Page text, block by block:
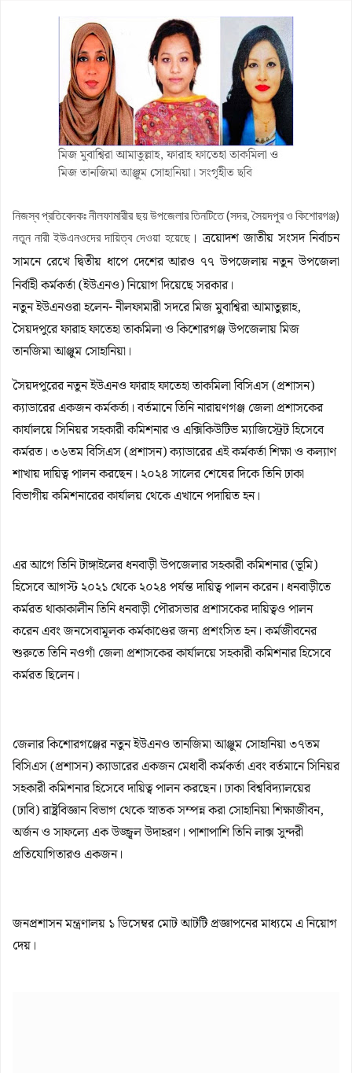
নীলফামারীতে জুলাই অভ্যুত্থানের ২য় বর্ষপূর্তি উপলক্ষে গন সমাবেশ ও মিছিল
অনুষ্ঠিত
রাস্তার সংস্কার কাজ উদ্বোধনের নামফলক উধাও
জলঢাকায় রিপোর্টার্স ইউনিটির অফিস উদ্বোধন
‘ফ্যামিলি কার্ডের নিয়োগ পরীক্ষায় একজন জামায়াতের প্রার্থী থাকলেও হাত-পা
ভেঙে দেওয়া হবে
এসএসসির ফল প্রকাশ : ৩১২ প্রতিষ্ঠানে কেউ পাস করেনি
জলঢাকায় নিষিদ্ধ স্কাফ সিরাপসহ তিনজন গ্রেফতার
নিজস্ব প্রতিবেদকঃ নীলফামারীর ছয় উপজেলার তিনটিতে (সদর, সৈয়দপুর ও কিশোরগঞ্জ)
নতুন নারী ইউএনওদের দায়িত্ব দেওয়া হয়েছে।ত্রয়োদশ জাতীয় সংসদ নির্বাচন
সামনে রেখে দ্বিতীয় ধাপে দেশের আরও ৭৭ উপজেলায় নতুন উপজেলা
নির্বাহী কর্মকর্তা (ইউএনও) নিয়োগ দিয়েছে সরকার।
নতুন ইউএনওরা হলেন- নীলফামারী সদরে মিজ মুবাশ্বিরা আমাতুল্লাহ,
সৈয়দপুরে ফারাহ ফাতেহা তাকমিলা ও কিশোরগঞ্জ উপজেলায় মিজ
তানজিমা আঞ্জুম সোহানিয়া।
সৈয়দপুরের নতুন ইউএনও ফারাহ ফাতেহা তাকমিলা বিসিএস (প্রশাসন)
ক্যাডারের একজন কর্মকর্তা। বর্তমানে তিনি নারায়ণগঞ্জ জেলা প্রশাসকের
কার্যালয়ে সিনিয়র সহকারী কমিশনার ও এক্সিকিউটিভ ম্যাজিস্ট্রেট হিসেবে
কর্মরত। ৩৬তম বিসিএস (প্রশাসন) ক্যাডারের এই কর্মকর্তা শিক্ষা ও কল্যাণ
শাখায় দায়িত্ব পালন করছেন। ২০২৪ সালের শেষের দিকে তিনি ঢাকা
বিভাগীয় কমিশনারের কার্যালয় থেকে এখানে পদায়িত হন।
এর আগে তিনি টাঙ্গাইলের ধনবাড়ী উপজেলার সহকারী কমিশনার (ভূমি)
হিসেবে আগস্ট ২০২১ থেকে ২০২৪ পর্যন্ত দায়িত্ব পালন করেন। ধনবাড়ীতে
কর্মরত থাকাকালীন তিনি ধনবাড়ী পৌরসভার প্রশাসকের দায়িত্বও পালন
করেন এবং জনসেবামূলক কর্মকাণ্ডের জন্য প্রশংসিত হন। কর্মজীবনের
শুরুতে তিনি নওগাঁ জেলা প্রশাসকের কার্যালয়ে সহকারী কমিশনার হিসেবে
কর্মরত ছিলেন।
জেলার কিশোরগঞ্জের নতুন ইউএনও তানজিমা আঞ্জুম সোহানিয়া ৩৭তম
বিসিএস (প্রশাসন) ক্যাডারের একজন মেধাবী কর্মকর্তা এবং বর্তমানে সিনিয়র
সহকারী কমিশনার হিসেবে দায়িত্ব পালন করছেন। ঢাকা বিশ্ববিদ্যালয়ের
(ঢাবি) রাষ্ট্রবিজ্ঞান বিভাগ থেকে স্নাতক সম্পন্ন করা সোহানিয়া শিক্ষাজীবন,
অর্জন ও সাফল্যে এক উজ্জ্বল উদাহরণ। পাশাপাশি তিনি লাক্স সুন্দরী
প্রতিযোগিতারও একজন।
জনপ্রশাসন মন্ত্রণালয় ১ ডিসেম্বর মোট আটটি প্রজ্ঞাপনের মাধ্যমে এ নিয়োগ
দেয়।